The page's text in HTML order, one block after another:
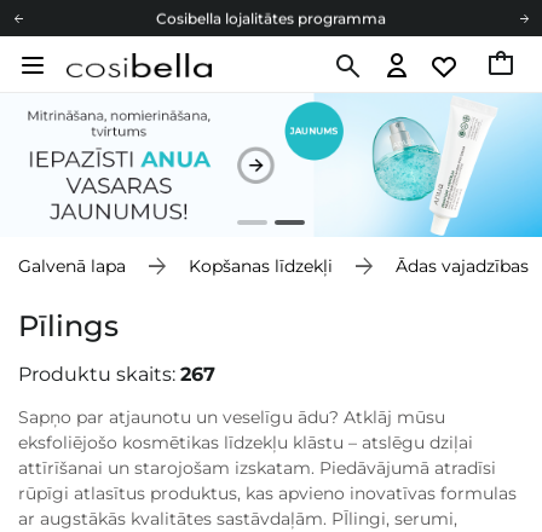
Cosibella lojalitātes programma
Bezmaskas piegāde no 49,00 €
Cosibella lojalitātes programma
Bezmaskas piegāde no 49,00 €
Galvenā lapa Kopšanas līdzekļi Ādas vajadzības
Pīlings
Produktu skaits: 267
Sapņo par atjaunotu un veselīgu ādu? Atklāj mūsu
eksfoliējošo kosmētikas līdzekļu klāstu – atslēgu dziļai
attīrīšanai un starojošam izskatam. Piedāvājumā atradīsi
rūpīgi atlasītus produktus, kas apvieno inovatīvas formulas
ar augstākās kvalitātes sastāvdaļām. PĪlingi, serumi,